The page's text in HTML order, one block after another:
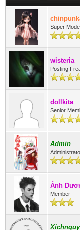
Super
wisteria
Posting
dollkita
Senior
Admin
Ảnh
Member